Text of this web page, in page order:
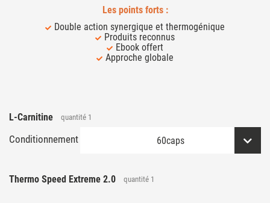
Les points forts :
Double action synergique et thermogénique
Produits reconnus
Ebook offert
Approche globale
L-Carnitine quantité 1
Conditionnement
Thermo Speed Extreme 2.0 quantité 1